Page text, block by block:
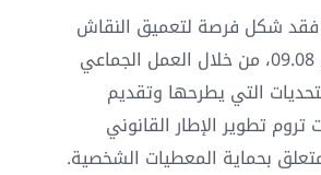
فقد شكل فرصة لتعميق النقاش
حول القانون رقم 09.08، من خلال العمل الجماعي
التي يطرحها وتقديم
تطوير الإطار القانوني
بحماية المعطيات الشخصية.